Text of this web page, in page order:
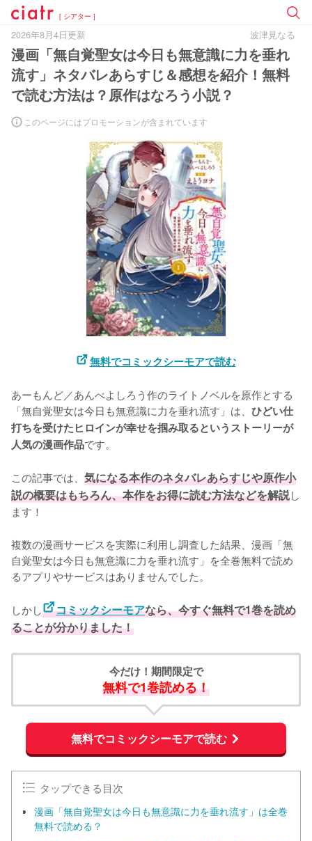
[ シアター ]
2026年8月4日更新 波津見なる
漫画「無自覚聖女は今日も無意識に力を垂れ
流す」ネタバレあらすじ＆感想を紹介！無料
で読む方法は？原作はなろう小説？
このページにはプロモーションが含まれています
無料でコミックシーモアで読む
あーもんど／あんべよしろう作のライトノベルを原作とする
「無自覚聖女は今日も無意識に力を垂れ流す」は、 ひどい仕
打ちを受けたヒロインが幸せを掴み取るというストーリーが
人気の漫画作品です。
この記事では、 気になる本作のネタバレあらすじや原作小
説の概要はもちろん、本作をお得に読む方法などを解説し
ます！
複数の漫画サービスを実際に利用し調査した結果、漫画「無
自覚聖女は今日も無意識に力を垂れ流す」を全巻無料で読め
るアプリやサービスはありませんでした。
しかし コミックシーモアなら、今すぐ無料で1巻を読め
ることが分かりました！
今だけ！期間限定で
無料で1巻読める！
無料でコミックシーモアで読む
タップできる目次
漫画「無自覚聖女は今日も無意識に力を垂れ流す」は全巻
無料で読める？